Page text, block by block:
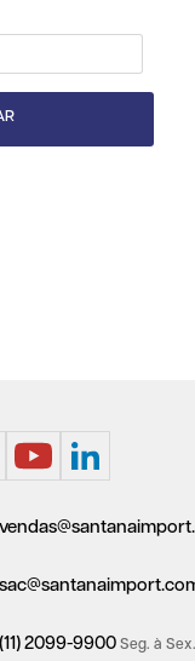
(11) 2099-9900 Seg. à